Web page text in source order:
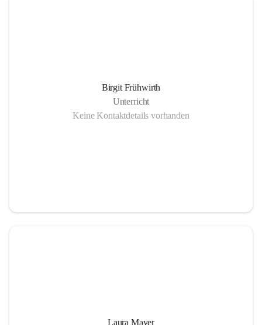
Birgit Frühwirth
Unterricht
Keine Kontaktdetails vorhanden
Laura Mayer